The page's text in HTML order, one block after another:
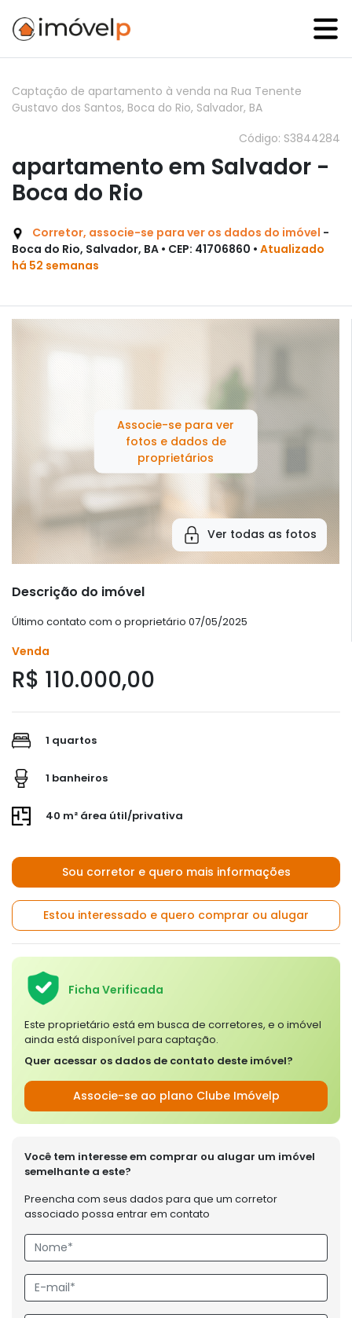
Captação de apartamento à venda na Rua Tenente
Gustavo dos Santos, Boca do Rio, Salvador, BA
Código: S3844284
apartamento em Salvador -
Boca do Rio
Corretor, associe-se para ver os dados do imóvel -
Boca do Rio, Salvador, BA • CEP: 41706860 • Atualizado
há 52 semanas
Associe-se para ver
fotos e dados de
proprietários
Ver todas as fotos
Descrição do imóvel
Último contato com o proprietário 07/05/2025
Venda
R$ 110.000,00
1 quartos
1 banheiros
40 m² área útil/privativa
Sou corretor e quero mais informações
Estou interessado e quero comprar ou alugar
Ficha Verificada
Este proprietário está em busca de corretores, e o imóvel
ainda está disponível para captação.
Quer acessar os dados de contato deste imóvel?
Associe-se ao plano Clube Imóvelp
Você tem interesse em comprar ou alugar um imóvel
semelhante a este?
Preencha com seus dados para que um corretor
associado possa entrar em contato